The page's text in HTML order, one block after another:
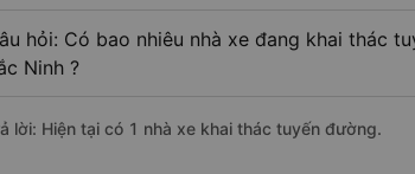
hỏi: Có bao nhiêu nhà xe đang khai thác
Ninh ?
lời: Hiện tại có 1 nhà xe khai thác tuyến đường.